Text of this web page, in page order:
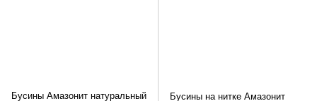
Бусины Амазонит натуральный
Бусины на нитке Амазонит